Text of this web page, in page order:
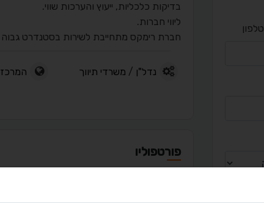
טלפון
בדיקות כלכליות, ייעוץ והערכות שווי.
ליווי חברות.
חברת רימקס מתחייבת לשירות בסטנדרט גבוה
נדל"ן / משרדי תיווך המרכז
פורטפוליו